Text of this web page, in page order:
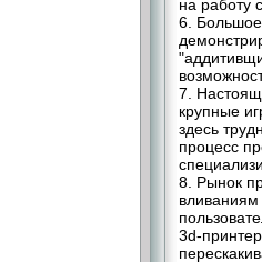
на работу
6. Большое
7.
крупные
здесь
процесс
8. Рынок
3d-